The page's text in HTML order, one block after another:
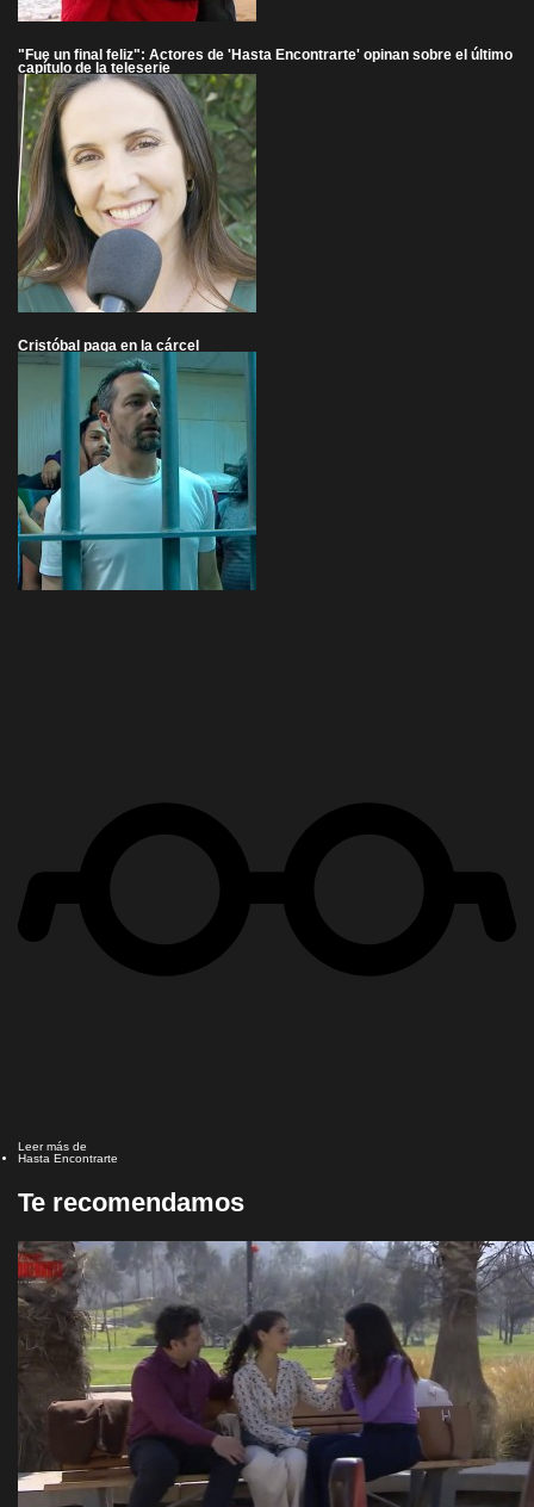
"Fue un final feliz": Actores de 'Hasta Encontrarte' opinan sobre el último
capítulo de la teleserie
Cristóbal paga en la cárcel
Leer más de
Hasta Encontrarte
Te recomendamos